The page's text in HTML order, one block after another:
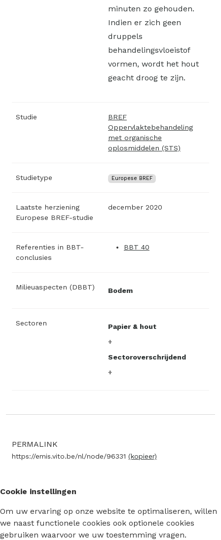
minuten zo gehouden.
Indien er zich geen
druppels
behandelingsvloeistof
vormen, wordt het hout
geacht droog te zijn.
Studie
BREF
Oppervlaktebehandeling
met organische
oplosmiddelen (STS)
Studietype Europese BREF
Laatste herziening
Europese BREF-studie
december 2020
Referenties in BBT-
conclusies
BBT 40
Milieuaspecten (DBBT) Bodem
Sectoren Papier & hout
Sectoroverschrijdend
PERMALINK
https://emis.vito.be/nl/node/96331 (kopieer)
Cookie instellingen
Om uw ervaring op onze website te optimaliseren, willen
we naast functionele cookies ook optionele cookies
gebruiken waarvoor we uw toestemming vragen.